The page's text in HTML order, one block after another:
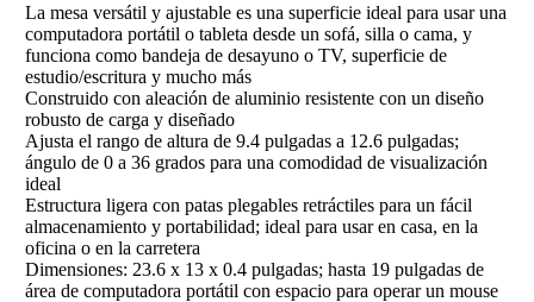
La mesa versátil y ajustable es una superficie ideal para usar una
computadora portátil o tableta desde un sofá, silla o cama, y
funciona como bandeja de desayuno o TV, superficie de
estudio/escritura y mucho más
Construido con aleación de aluminio resistente con un diseño
robusto de carga y diseñado
Ajusta el rango de altura de 9.4 pulgadas a 12.6 pulgadas;
ángulo de 0 a 36 grados para una comodidad de visualización
ideal
Estructura ligera con patas plegables retráctiles para un fácil
almacenamiento y portabilidad; ideal para usar en casa, en la
oficina o en la carretera
Dimensiones: 23.6 x 13 x 0.4 pulgadas; hasta 19 pulgadas de
área de computadora portátil con espacio para operar un mouse